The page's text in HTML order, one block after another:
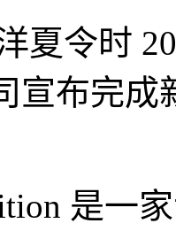
夏令时
宣布完成
是一